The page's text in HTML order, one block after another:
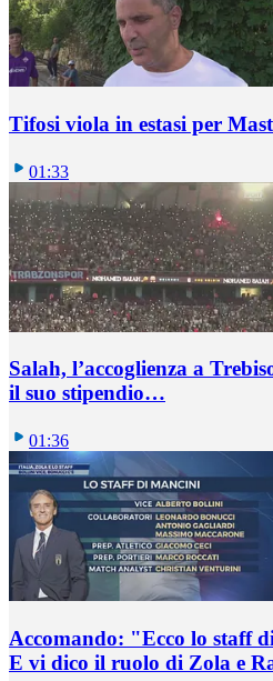
Tifosi viola in estasi per
01:33
Salah, l’accoglienza a
il suo stipendio…
01:36
Accomando: "Ecco lo staff
E vi dico il ruolo di Zola e